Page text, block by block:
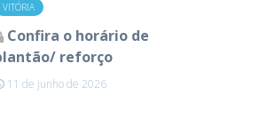
VITÓRIA
Confira o horário de
reforço
11 de junho de 2026